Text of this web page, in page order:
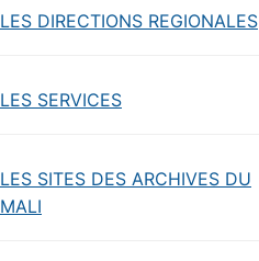
LES DIRECTIONS REGIONALES
LES SERVICES
LES SITES DES ARCHIVES DU
MALI